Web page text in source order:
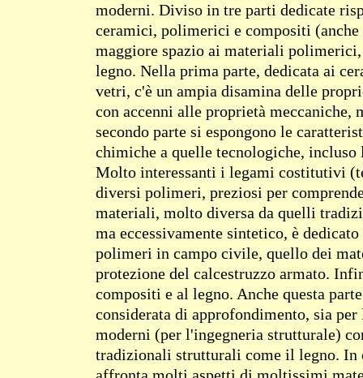
moderni. Diviso in tre parti dedicate
ceramici, polimerici e compositi
maggiore spazio ai materiali
legno. Nella prima parte, dedicata ai
vetri, c'è un ampia disamina delle
con accenni alle proprietà meccaniche,
secondo parte si espongono le
chimiche a quelle tecnologiche,
Molto interessanti i legami costitutivi
diversi polimeri, preziosi per
materiali, molto diversa da quelli
ma eccessivamente sintetico, è
polimeri in campo civile, quello dei
protezione del calcestruzzo armato.
compositi e al legno. Anche questa
considerata di approfondimento, sia
moderni (per l'ingegneria strutturale)
tradizionali strutturali come il legno. In